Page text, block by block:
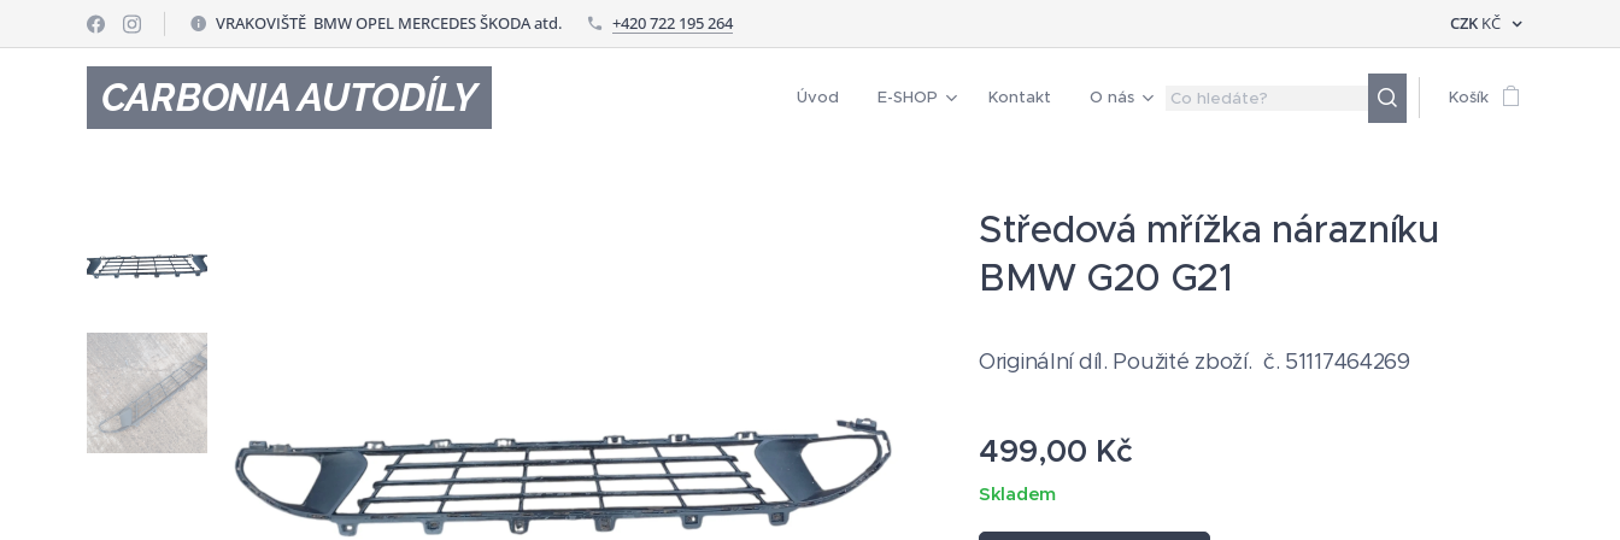
VRAKOVIŠTĚ BMW OPEL MERCEDES ŠKODA atd. +420 722 195 264 CZK KČ
CARBONIA AUTODÍLY Úvod E-SHOP Kontakt O nás Košík
Středová mřížka nárazníku
BMW G20 G21
Originální díl. Použité zboží. č. 51117464269
499,00 Kč
Skladem